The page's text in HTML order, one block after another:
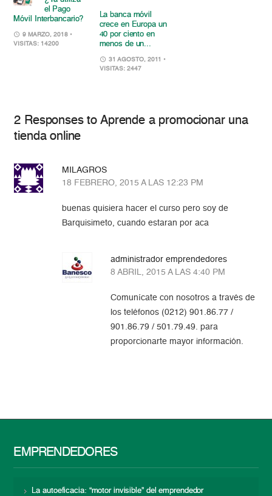
el Pago
Móvil Interbancario?
9 MARZO, 2018 •
VISITAS: 14200
La banca móvil
crece en Europa un
40 por ciento en
menos de un...
31 AGOSTO, 2011
•
VISITAS: 2447
2 Responses to Aprende a promocionar una
tienda online
MILAGROS
18 FEBRERO, 2015 A LAS 12:23 PM
buenas quisiera hacer el curso pero soy de
Barquisimeto, cuando estaran por aca
administrador emprendedores
8 ABRIL, 2015 A LAS 4:40 PM
Comunícate con nosotros a través de
los teléfonos (0212) 901.86.77 /
901.86.79 / 501.79.49. para
proporcionarte mayor información.
EMPRENDEDORES
La autoeficacia: “motor invisible” del emprendedor